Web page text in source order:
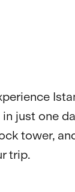
just one
tower,
trip.